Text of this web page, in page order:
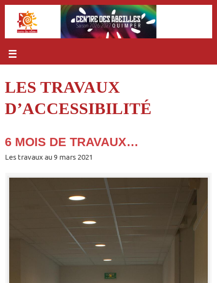
Passer
contenu
LES TRAVAUX
D’ACCESSIBILITÉ
6 MOIS DE TRAVAUX…
Les travaux au 9 mars 2021